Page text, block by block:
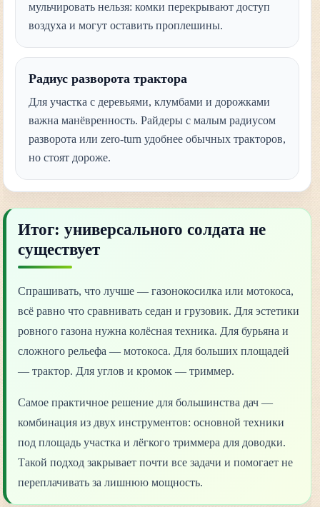
мульчировать нельзя: комки перекрывают доступ
воздуха и могут оставить проплешины.
Радиус разворота трактора
Для участка с деревьями, клумбами и дорожками
важна манёвренность. Райдеры с малым радиусом
разворота или zero-turn удобнее обычных тракторов,
но стоят дороже.
Итог: универсального солдата не
существует
Спрашивать, что лучше — газонокосилка или мотокоса,
всё равно что сравнивать седан и грузовик. Для эстетики
ровного газона нужна колёсная техника. Для бурьяна и
сложного рельефа — мотокоса. Для больших площадей
— трактор. Для углов и кромок — триммер.
Самое практичное решение для большинства дач —
комбинация из двух инструментов: основной техники
под площадь участка и лёгкого триммера для доводки.
Такой подход закрывает почти все задачи и помогает не
переплачивать за лишнюю мощность.